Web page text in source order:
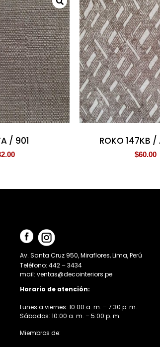
/ 901 ROKO 147KB
$60.00
Av. Santa Cruz 950, Miraflores, Lima, Perú
Teléfono: 442 – 3434
mail: ventas@decointeriors.pe
Horario de atención:
Lunes a viernes: 10:00 a. m. – 7:30 p. m.
Sábados: 10:00 a. m. – 5:00 p. m.
Miembros de: